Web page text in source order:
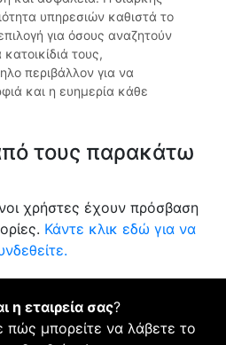
υπηρεσιών καθιστά το
για όσους αναζητούν
τους,
περιβάλλον για να
και η ευημερία κάθε
τους παρακάτω
χρήστες έχουν πρόσβαση
Κάντε κλικ εδώ για να
η εταιρεία σας?
πώς μπορείτε να λάβετε το